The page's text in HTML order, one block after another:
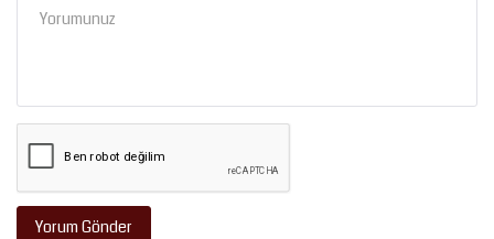
Yorum Gönder